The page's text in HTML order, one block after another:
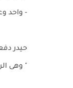
- واحد
حيدر
" وهى